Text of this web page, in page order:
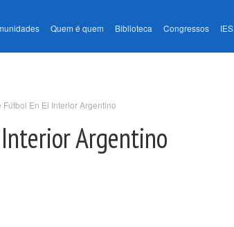
Quem é quem Biblioteca Congressos IES
En El Interior Argentino
Argentino